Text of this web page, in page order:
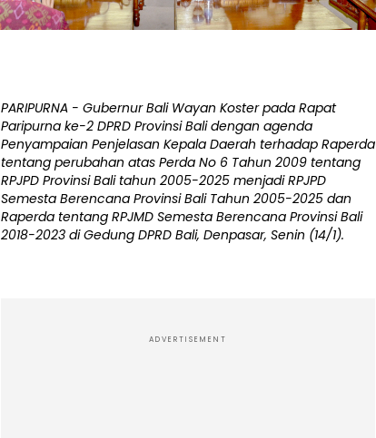
PARIPURNA - Gubernur Bali Wayan Koster pada Rapat
Paripurna ke-2 DPRD Provinsi Bali dengan agenda
Penyampaian Penjelasan Kepala Daerah terhadap Raperda
tentang perubahan atas Perda No 6 Tahun 2009 tentang
RPJPD Provinsi Bali tahun 2005-2025 menjadi RPJPD
Semesta Berencana Provinsi Bali Tahun 2005-2025 dan
Raperda tentang RPJMD Semesta Berencana Provinsi Bali
2018-2023 di Gedung DPRD Bali, Denpasar, Senin (14/1).
ADVERTISEMENT